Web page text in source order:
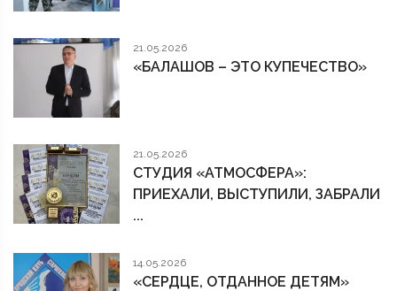
21.05.2026
«БАЛАШОВ – ЭТО КУПЕЧЕСТВО»
21.05.2026
СТУДИЯ «АТМОСФЕРА»:
ПРИЕХАЛИ, ВЫСТУПИЛИ, ЗАБРАЛИ
...
14.05.2026
«СЕРДЦЕ, ОТДАННОЕ ДЕТЯМ»